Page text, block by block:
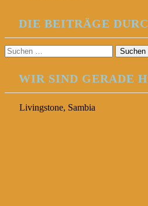
DIE BEITRÄGE
Suchen
nach:
WIR SIND GERADE
Livingstone, Sambia